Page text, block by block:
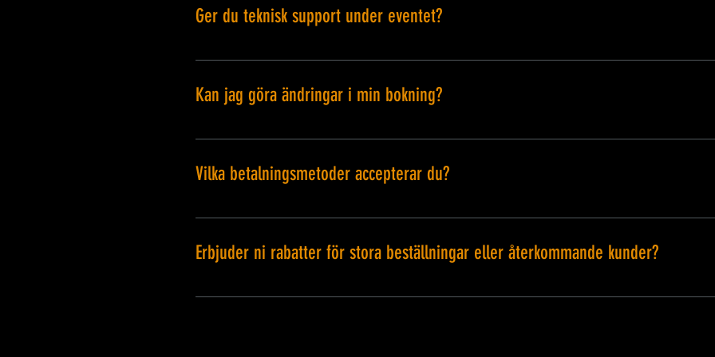
Ger du teknisk support under eventet?
Ja, vi kan tillhandahålla tekniker på plats för att hjälpa till med ljud, belysning
Kan jag göra ändringar i min bokning?
Du kan ändra din bokning fram till [infoga tidsram] före ditt evenemang,
Vilka betalningsmetoder accepterar du?
Vi accepterar betalningar via kredit-/betalkort, banköverföringar och
Erbjuder ni rabatter för stora beställningar eller återkommande kunder?
Ja! Vi ger rabatter för massbeställningar, långtidsanställningar och